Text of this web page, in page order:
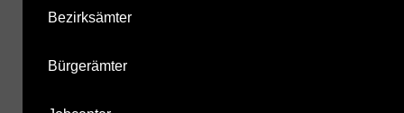
Bezirksämter
Bürgerämter